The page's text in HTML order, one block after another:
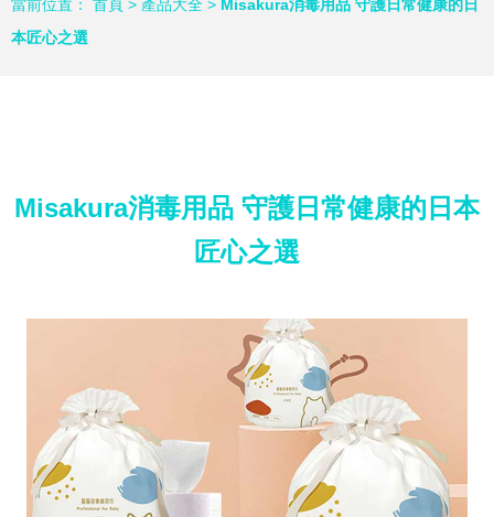
當前位置： 首頁 > 產品大全 > Misakura消毒用品 守護日常健康的日
本匠心之選
Misakura消毒用品 守護日常健康的日本
匠心之選